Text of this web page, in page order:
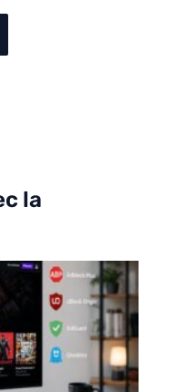
la